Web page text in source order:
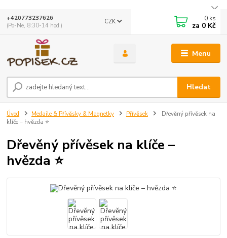
Menu
CZK
Hledat
+420773237626
(Po-Ne, 8:30-14 hod.)
0 ks
za 0 Kč
Úvod Medaile & Přívěsky & Magnetky Přívěsek
Dřevěný přívěsek na
klíče – hvězda ⭐
Dřevěný přívěsek na klíče –
hvězda ⭐